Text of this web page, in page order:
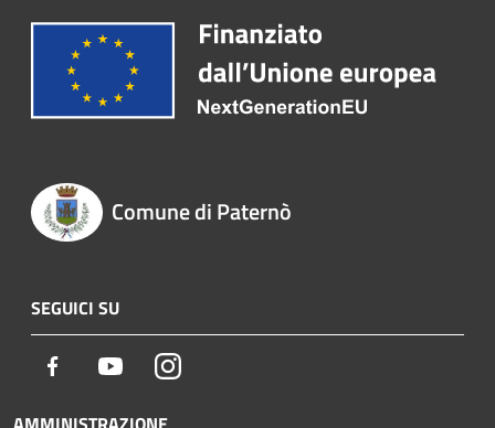
Comune di Paternò
SEGUICI SU
Facebook YoutubeInstagram